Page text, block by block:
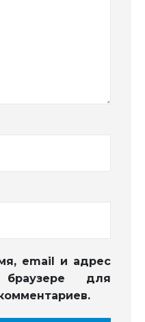
email и адрес
для